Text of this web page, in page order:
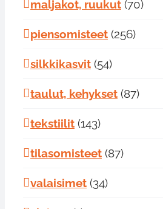
maljakot, ruukut (70)
piensomisteet (256)
silkkikasvit (54)
taulut, kehykset (87)
tekstiilit (143)
tilasomisteet (87)
valaisimet (34)